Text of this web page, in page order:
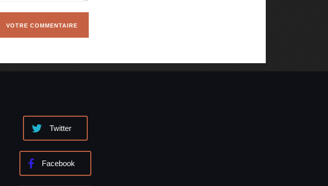
Twitter
Facebook